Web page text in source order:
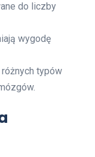
do liczby
wygodę
typów